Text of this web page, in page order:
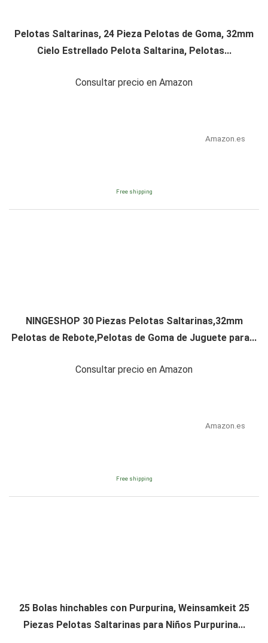
Pelotas Saltarinas, 24 Pieza Pelotas de Goma, 32mm
Cielo Estrellado Pelota Saltarina, Pelotas...
Consultar precio en Amazon
Amazon.es
Free shipping
NINGESHOP 30 Piezas Pelotas Saltarinas,32mm
Pelotas de Rebote,Pelotas de Goma de Juguete para...
Consultar precio en Amazon
Amazon.es
Free shipping
25 Bolas hinchables con Purpurina, Weinsamkeit 25
Piezas Pelotas Saltarinas para Niños Purpurina...